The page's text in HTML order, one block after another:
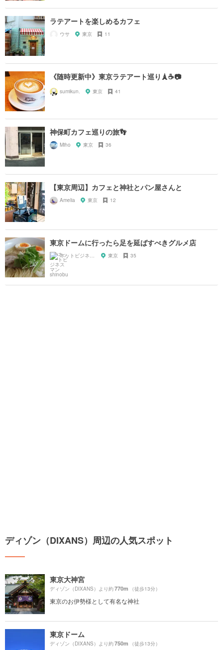
ラテアートを楽しめるカフェ
ウサ 東京 11
《随時更新中》東京ラテアート巡り🗼☕️📷
sumikun. 東京 41
神保町カフェ巡りの旅👣
Miho 東京 36
【東京周辺】カフェと神社とパン屋さんと
Amelia 東京 12
東京ドームに行ったら足を延ばすべきグルメ店
ネットビジネスマン shinobu 東京 35
ディゾン（DIXANS）周辺の人気スポット
東京大神宮
ディゾン（DIXANS）より約770m （徒歩13分）
東京のお伊勢様として有名な神社
東京ドーム
ディゾン（DIXANS）より約750m （徒歩13分）